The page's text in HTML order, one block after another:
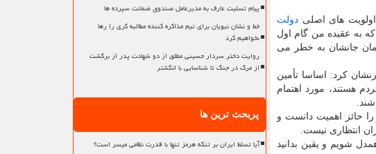
های اصلی دولت
به عقیده من گام اول
جانشان به خطر می
کرد: اساسا تأمین
هستند، مورد اهتمام
حائز اهمیت دانست و
انتظاری نیست.
شویم و یقین بدانید
پیام تسلیت عارف به مدیرعامل صندوق ضمانت سپرده ها
خط و نشان نبویان برای تیم مذاکره کننده مطالبه گری را رها
نخواهیم کرد
روایت دختر سردار حسینی مطلق از دو شهادت پدر از برگشت
از مرگ در جنگ تا شناسایی با انگشتر
پربحث ترین ها
آیا تسلط ایران بر تنگه هرمز تنها با قدرت نظامی میسر است؟